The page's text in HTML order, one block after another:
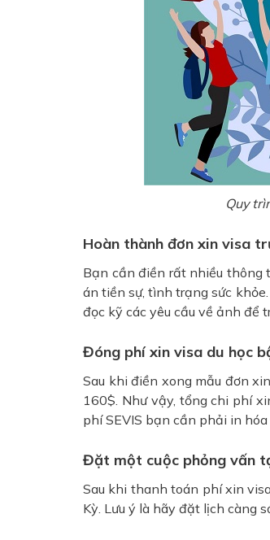
Quy
Hoàn thành đơn xin visa
Bạn cần điền rất nhiều thông
án tiền sự, tình trạng sức
đọc kỹ các yêu cầu về ảnh để
Đóng phí xin visa du học
Sau khi điền xong mẫu đơn
160$. Như vậy, tổng chi phí
phí SEVIS bạn cần phải in
Đặt một cuộc phỏng vấn
Sau khi thanh toán phí xin
Kỳ. Lưu ý là hãy đặt lịch càng